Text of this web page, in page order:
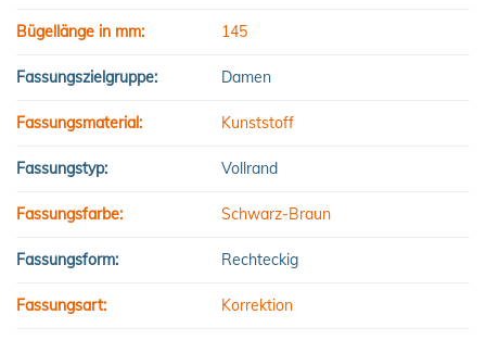
Bügellänge in mm: 145
Fassungszielgruppe: Damen
Fassungsmaterial: Kunststoff
Fassungstyp: Vollrand
Fassungsfarbe: Schwarz-Braun
Fassungsform: Rechteckig
Fassungsart: Korrektion